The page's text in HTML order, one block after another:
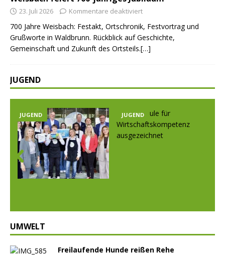
23. Juli 2026 Kommentare deaktiviert
700 Jahre Weisbach: Festakt, Ortschronik, Festvortrag und
Grußworte in Waldbrunn. Rückblick auf Geschichte,
Gemeinschaft und Zukunft des Ortsteils.[…]
JUGEND
JUGEND JUGEND
Prev
ious
UMWELT
Freilaufende Hunde reißen Rehe